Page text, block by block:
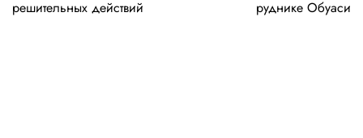
записям
решительных действий
руднике Обуаси